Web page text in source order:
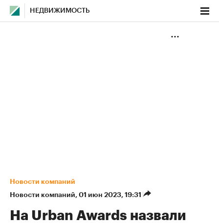
НЕДВИЖИМОСТЬ
Новости компаний
Новости компаний⁠, 01 июн 2023, 19:31
На Urban Awards назвали